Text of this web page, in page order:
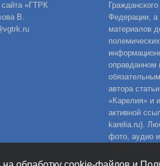
сайта «ГТРК
В.
Федерации, а
материалов
оправданном
автора
«Карелия» и
активной
karelia.ru).
фото, аудио
Для детей